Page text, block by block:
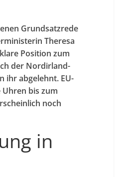
Grundsatzrede
Theresa
Position zum
der Nordirland-
ihr abgelehnt. EU-
bis zum
noch
in